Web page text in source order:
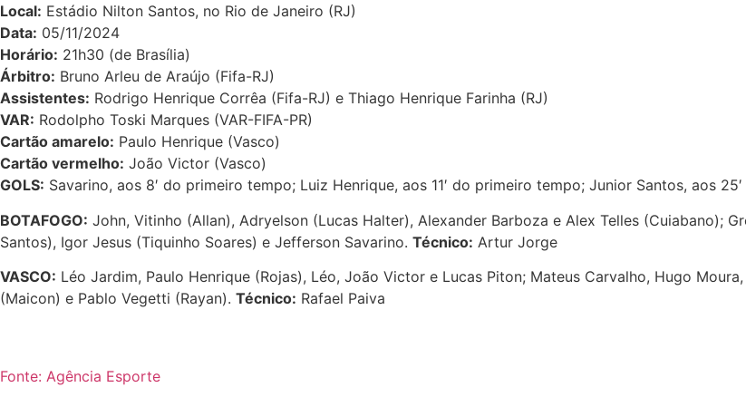
Local: Estádio Nilton Santos, no Rio de Janeiro (RJ)
Data: 05/11/2024
Horário: 21h30 (de Brasília)
Árbitro: Bruno Arleu de Araújo (Fifa-RJ)
Assistentes: Rodrigo Henrique Corrêa (Fifa-RJ) e Thiago Henrique Farinha (RJ)
VAR: Rodolpho Toski Marques (VAR-FIFA-PR)
Cartão amarelo: Paulo Henrique (Vasco)
Cartão vermelho: João Victor (Vasco)
GOLS: Savarino, aos 8′ do primeiro tempo; Luiz Henrique, aos 11′ do primeiro tempo; Junior Santos, aos
BOTAFOGO: John, Vitinho (Allan), Adryelson (Lucas Halter), Alexander Barboza e Alex Telles (Cuiabano);
Santos), Igor Jesus (Tiquinho Soares) e Jefferson Savarino. Técnico: Artur Jorge
VASCO: Léo Jardim, Paulo Henrique (Rojas), Léo, João Victor e Lucas Piton; Mateus Carvalho, Hugo
(Maicon) e Pablo Vegetti (Rayan). Técnico: Rafael Paiva
Fonte: Agência Esporte